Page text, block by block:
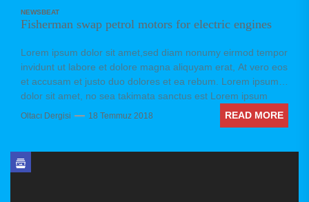
NEWSBEAT
Fisherman swap petrol motors for electric engines
Lorem ipsum dolor sit amet,sed diam nonumy eirmod tempor
invidunt ut labore et dolore magna aliquyam erat, At vero eos
et accusam et justo duo dolores et ea rebum. Lorem ipsum
dolor sit amet, no sea takimata sanctus est Lorem ipsum
dolor sit amet. Stet clita kasd gubergren, no sea takimata
sanctus est Lorem ipsum dolor sit amet. sed diam voluptua.
Oltacı Dergisi 18 Temmuz 2018 READ MORE